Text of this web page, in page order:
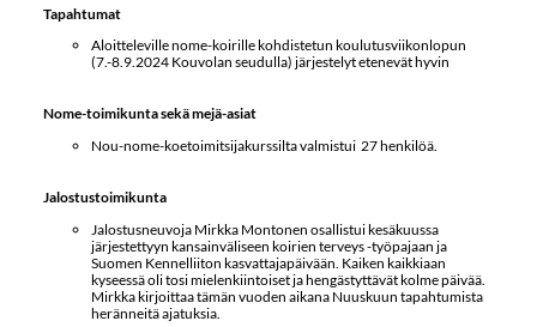
Tapahtumat
Aloitteleville nome-koirille kohdistetun koulutusviikonlopun
(7.-8.9.2024 Kouvolan seudulla) järjestelyt etenevät hyvin
Nome-toimikunta sekä mejä-asiat
Nou-nome-koetoimitsijakurssilta valmistui 27 henkilöä.
Jalostustoimikunta
Jalostusneuvoja Mirkka Montonen osallistui kesäkuussa
järjestettyyn kansainväliseen koirien terveys -työpajaan ja
Suomen Kennelliiton kasvattajapäivään. Kaiken kaikkiaan
kyseessä oli tosi mielenkiintoiset ja hengästyttävät kolme päivää.
Mirkka kirjoittaa tämän vuoden aikana Nuuskuun tapahtumista
heränneitä ajatuksia.